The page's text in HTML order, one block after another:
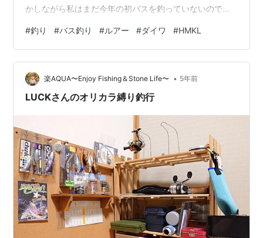
かしながら私はまだ今年の初バスを釣っていないのです
ね。 まだまだ気は抜けません。釣り場でも、ソーシャル
ディスタンスあるのみです。 スティーズ ダブルクラッチ
2021年の新製品で最も気になっていたのは、ダイワのハ
ンクルミノー・スティーズカスタムでした。 それが発売
開始となりましたよ〜という釣具屋さんからのお知らせ
#釣り #バス釣り #ルアー #ダイワ #HMKL
楽AQUA〜Enjoy Fishing＆Stone Life〜 • 5年前
LUCKさんのオリカラ縛り釣行